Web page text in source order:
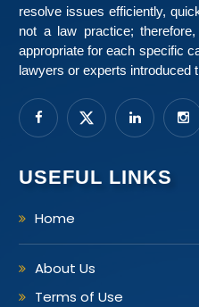
resolve issues efficiently,
not a law practice;
appropriate for each specific
lawyers or experts introduced
USEFUL LINKS
Home
About Us
Terms of Use